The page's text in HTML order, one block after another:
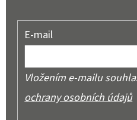
E-mail
Vložením e-mailu
ochrany osobních údajů